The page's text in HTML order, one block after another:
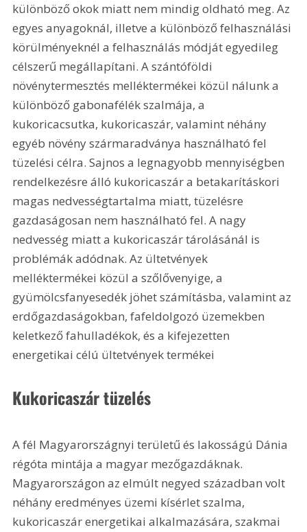
különböző okok miatt nem mindig oldható meg. Az
egyes anyagoknál, illetve a különböző felhasználási
körülményeknél a felhasználás módját egyedileg
célszerű megállapítani. A szántóföldi
növénytermesztés melléktermékei közül nálunk a
különböző gabonafélék szalmája, a
kukoricacsutka, kukoricaszár, valamint néhány
egyéb növény szármaradványa használható fel
tüzelési célra. Sajnos a legnagyobb mennyiségben
rendelkezésre álló kukoricaszár a betakarításkori
magas nedvességtartalma miatt, tüzelésre
gazdaságosan nem használható fel. A nagy
nedvesség miatt a kukoricaszár tárolásánál is
problémák adódnak. Az ültetvények
melléktermékei közül a szőlővenyige, a
gyümölcsfanyesedék jöhet számításba, valamint az
erdőgazdaságokban, fafeldolgozó üzemekben
keletkező fahulladékok, és a kifejezetten
energetikai célú ültetvények termékei
Kukoricaszár tüzelés
A fél Magyarországnyi területű és lakosságú Dánia
régóta mintája a magyar mezőgazdáknak.
Magyarországon az elmúlt negyed században volt
néhány eredményes üzemi kísérlet szalma,
kukoricaszár energetikai alkalmazására, szakmai